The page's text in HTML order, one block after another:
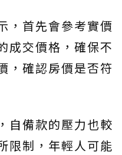
，首先會參考實價
成交價格，確保不
，確認房價是否符
自備款的壓力也較
限制，年輕人可能